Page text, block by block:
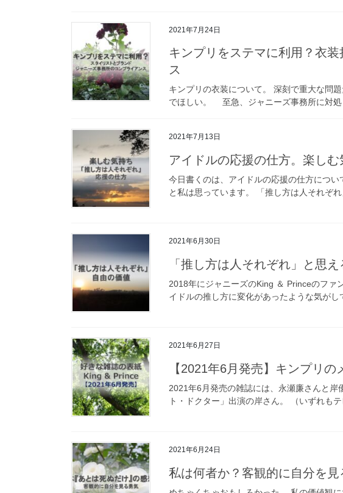
2021年7月24日
キンプリをステマに利用？衣
ス
キンプリの衣装について。 深刻で重大な
でほしい。 至急、ジャニーズ事務所に対
2021年7月13日
アイドルの応援の仕方。楽し
今日書くのは、アイドルの応援の仕方につ
と私は思っています。 「推し方は人それぞ
2021年6月30日
「推し方は人それぞれ」と思
2018年にジャニーズのKing ＆ Princeのフ
イドルの推し方に変化があったような気が
2021年6月27日
【2021年6月発売】キンプリ
2021年6月発売の雑誌には、永瀬廉さんと
ト・ドクター」出演の岸さん。 （いずれ
2021年6月24日
私は何者か？客観的に自分を